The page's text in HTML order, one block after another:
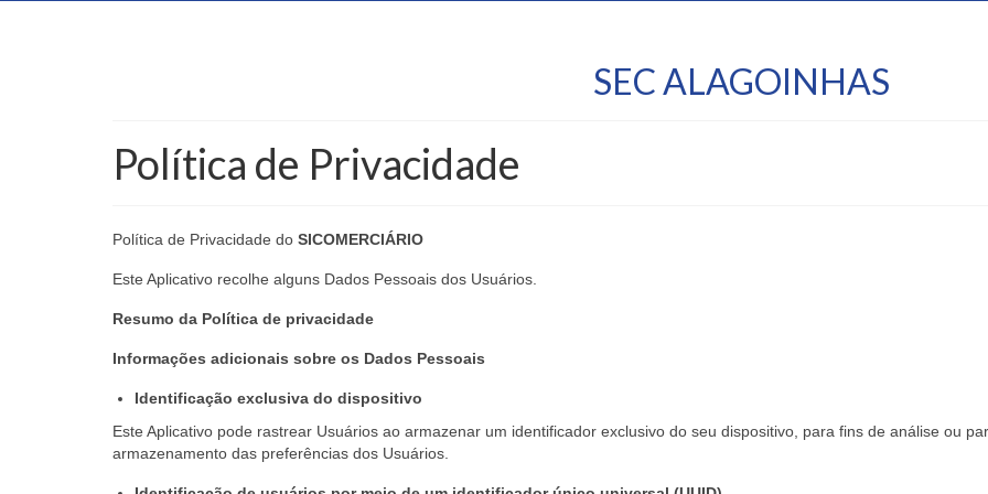
SEC ALAGOINHAS
Política de Privacidade
Política de Privacidade do SICOMERCIÁRIO
Este Aplicativo recolhe alguns Dados Pessoais dos Usuários.
Resumo da Política de privacidade
Informações adicionais sobre os Dados Pessoais
Identificação exclusiva do dispositivo
Este Aplicativo pode rastrear Usuários ao armazenar um identificador exclusivo do seu dispositivo, para fins de análise ou
armazenamento das preferências dos Usuários.